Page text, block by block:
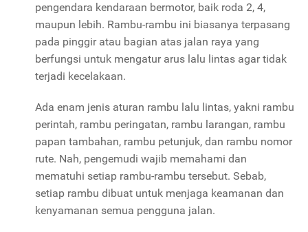
pengendara kendaraan bermotor, baik roda 2, 4,
maupun lebih. Rambu-rambu ini biasanya terpasang
pada pinggir atau bagian atas jalan raya yang
berfungsi untuk mengatur arus lalu lintas agar tidak
terjadi kecelakaan.
Ada enam jenis aturan rambu lalu lintas, yakni rambu
perintah, rambu peringatan, rambu larangan, rambu
papan tambahan, rambu petunjuk, dan rambu nomor
rute. Nah, pengemudi wajib memahami dan
mematuhi setiap rambu-rambu tersebut. Sebab,
setiap rambu dibuat untuk menjaga keamanan dan
kenyamanan semua pengguna jalan.